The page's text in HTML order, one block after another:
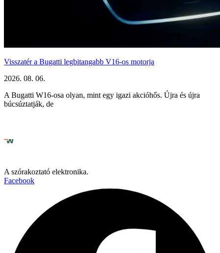
Visszatér a Bugatti legbitangabb V16-os motorja
2026. 08. 06.
A Bugatti W16-osa olyan, mint egy igazi akcióhős. Újra és újra
búcsúztatják, de
A szórakoztató elektronika.
Facebook